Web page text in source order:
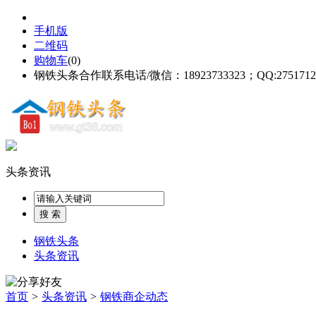
手机版
二维码
购物车(0)
钢铁头条合作联系电话/微信：18923733323；
头条资讯
钢铁头条
头条资讯
首页 > 头条资讯 > 钢铁商企动态